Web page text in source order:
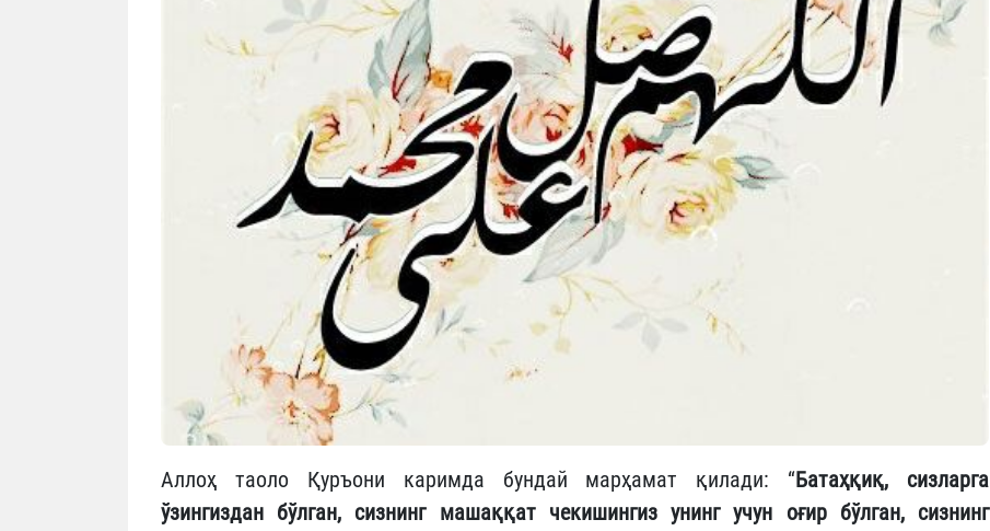
Аллоҳ таоло Қуръони каримда бундай марҳамат қилади: “Батаҳқиқ, сизларга
ўзингиздан бўлган, сизнинг машаққат чекишингиз унинг учун оғир бўлган, сизнинг